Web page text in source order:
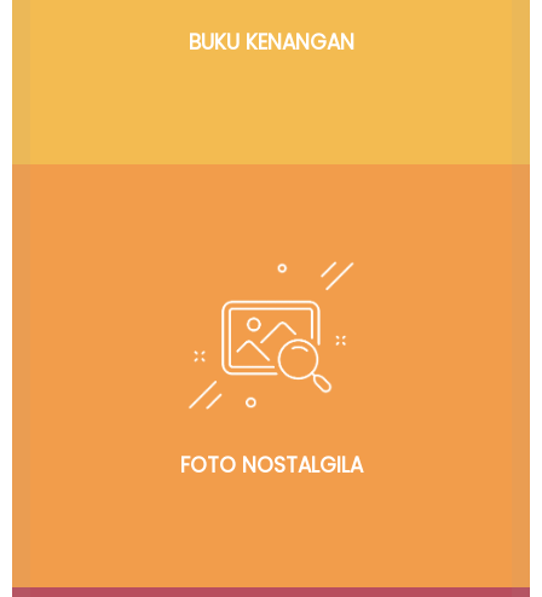
BUKU KENANGAN
FOTO NOSTALGILA
Yuk Upload Foto Jadoelmu Waktu SMA maupun
Setelah Lulus